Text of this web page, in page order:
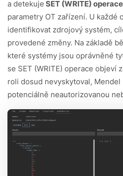
a detekuje SET (WRITE) operace
parametry OT zařízení. U každé
identifikovat zdrojový systém,
provedené změny. Na základě
které systémy jsou oprávněné
se SET (WRITE) operace objeví
roli dosud nevyskytoval,
potenciálně neautorizovanou